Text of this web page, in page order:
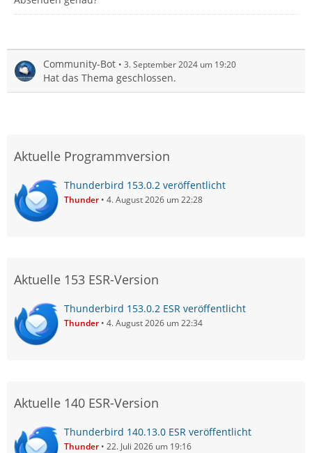
Community-Bot 3. September 2024 um 19:20
Hat das Thema geschlossen.
Aktuelle Programmversion
Thunderbird 153.0.2 veröffentlicht
Thunder 4. August 2026 um 22:28
Aktuelle 153 ESR-Version
Thunderbird 153.0.2 ESR veröffentlicht
Thunder 4. August 2026 um 22:34
Aktuelle 140 ESR-Version
Thunderbird 140.13.0 ESR veröffentlicht
Thunder 22. Juli 2026 um 19:16